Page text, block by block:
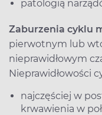
patologią
Zaburzenia cyklu
pierwotnym lub
nieprawidłowym
Nieprawidłowości
najczęściej w
krwawienia w